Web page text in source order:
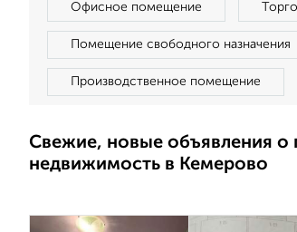
Офисное помещение
Помещение свободного назначения
Производственное помещение
Свежие, новые объявления
недвижимость в Кемерово